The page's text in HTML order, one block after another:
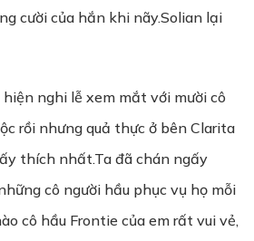
cười của hắn khi nãy.Solian lại
nghi lễ xem mắt với mười cô
rồi nhưng quả thực ở bên Clarita
thích nhất.Ta đã chán ngấy
cô người hầu phục vụ họ mỗi
cô hầu Frontie của em rất vui vẻ,